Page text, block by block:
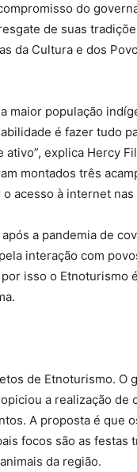
do
de suas
da Cultura e dos
maior população
é fazer tudo
explica Hercy
montados três
acesso à internet nas
a pandemia de
interação com
isso o Etnoturismo
de Etnoturismo. O
a realização de
A proposta é que
focos são as festas
da região.